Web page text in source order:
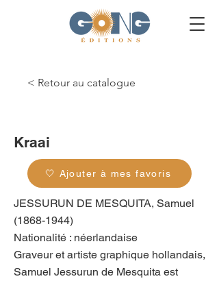
< Retour au catalogue
Kraai
🤍 Ajouter à mes favoris
JESSURUN DE MESQUITA, Samuel
(1868-1944)
Nationalité : néerlandaise
Graveur et artiste graphique hollandais,
Samuel Jessurun de Mesquita est